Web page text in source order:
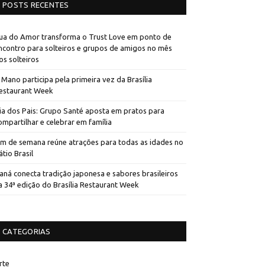
POSTS RECENTES
do Amor transforma o Trust Love em ponto de
para solteiros e grupos de amigos no mês
solteiros
Mano participa pela primeira vez da Brasília
Week
dos Pais: Grupo Santé aposta em pratos para
e celebrar em família
de semana reúne atrações para todas as idades no
Brasil
conecta tradição japonesa e sabores brasileiros
34ª edição do Brasília Restaurant Week
CATEGORIAS